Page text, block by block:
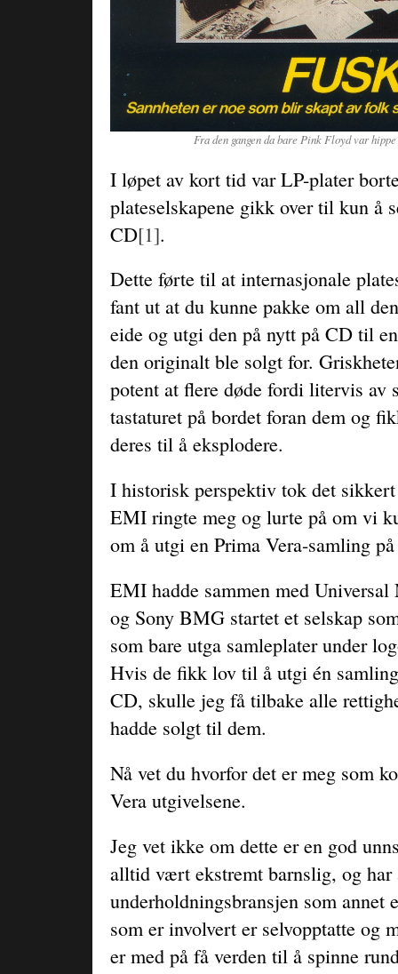
Fra den gangen da bare Pink Floyd var
I løpet av kort tid var LP-plater
plateselskapene gikk over til kun å
CD[1].
Dette førte til at internasjonale
fant ut at du kunne pakke om all
eide og utgi den på nytt på CD til
den originalt ble solgt for.
potent at flere døde fordi litervis av
tastaturet på bordet foran dem og
deres til å eksplodere.
I historisk perspektiv tok det
EMI ringte meg og lurte på om vi
om å utgi en Prima Vera-samling
EMI hadde sammen med
og Sony BMG startet et selskap
som bare utga samleplater under
Hvis de fikk lov til å utgi én
CD, skulle jeg få tilbake alle
hadde solgt til dem.
Nå vet du hvorfor det er meg som
Vera utgivelsene.
Jeg vet ikke om dette er en god
alltid vært ekstremt barnslig, og
underholdningsbransjen som annet
som er involvert er selvopptatte og
er med på få verden til å spinne